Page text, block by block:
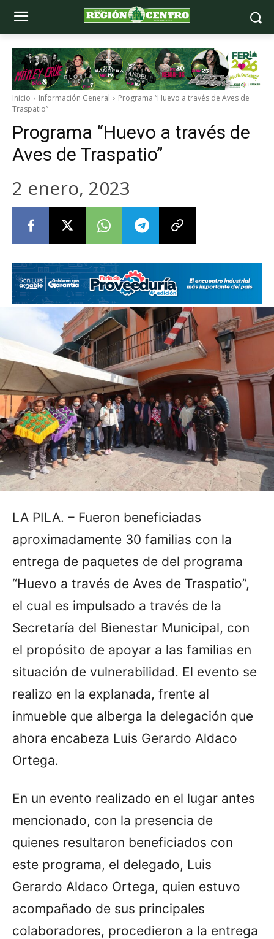
Inicio Información General
Programa “Huevo a través de Aves de
Traspatio”
Programa “Huevo a través de
Aves de Traspatio”
2 enero, 2023
LA PILA. – Fueron beneficiadas
aproximadamente 30 familias con la
entrega de paquetes de del programa
“Huevo a través de Aves de Traspatio”,
el cual es impulsado a través de la
Secretaría del Bienestar Municipal, con
el propósito de apoyar a las familias en
situación de vulnerabilidad. El evento se
realizo en la explanada, frente al
inmueble que alberga la delegación que
ahora encabeza Luis Gerardo Aldaco
Ortega.
En un evento realizado en el lugar antes
mencionado, con la presencia de
quienes resultaron beneficiados con
este programa, el delegado, Luis
Gerardo Aldaco Ortega, quien estuvo
acompañado de sus principales
colaboradores, procedieron a la entrega